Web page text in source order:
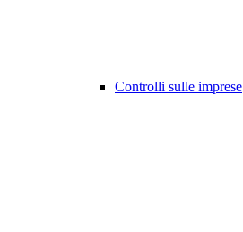
Controlli sulle imprese